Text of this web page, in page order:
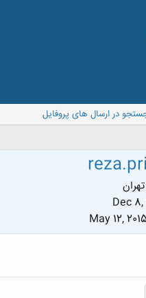
در ارسال های پروفایل
تهران
Dec 8,
May 12,